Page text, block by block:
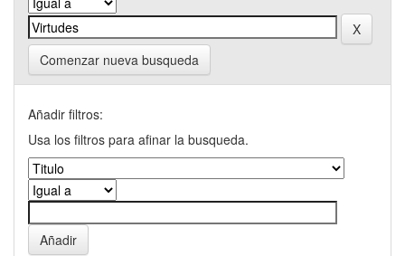
Comenzar nueva busqueda
Añadir filtros:
Usa los filtros para afinar la busqueda.